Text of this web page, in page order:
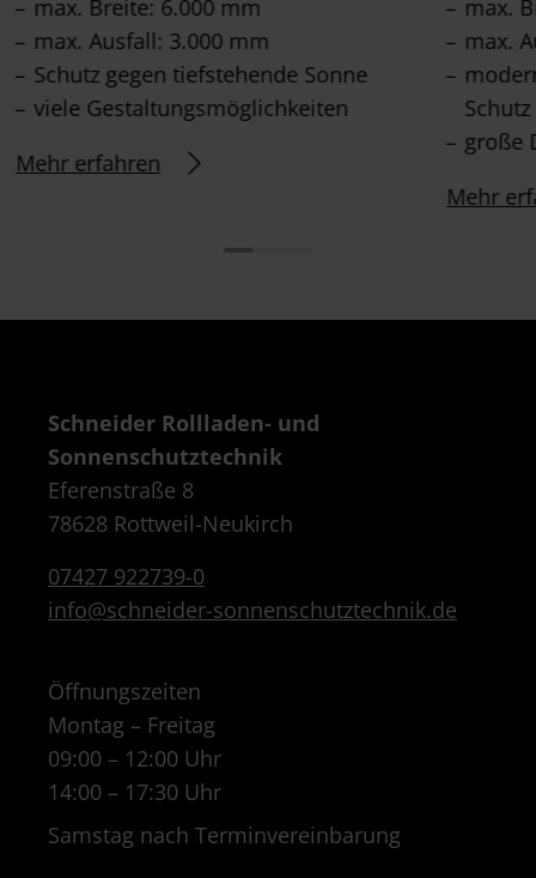
max. Breite: 6.000 mm
max. Ausfall: 3.000 mm
Schutz gegen tiefstehende Sonne
viele Gestaltungsmöglichkeiten
Mehr erfahren
max.
max.
Schutz
große
Mehr
Schneider Rollladen- und
Sonnenschutztechnik
Eferenstraße 8
78628 Rottweil-Neukirch
07427 922739-0
info@schneider-sonnenschutztechnik.de
Öffnungszeiten
Montag – Freitag
09:00 – 12:00 Uhr
14:00 – 17:30 Uhr
Samstag nach Terminvereinbarung